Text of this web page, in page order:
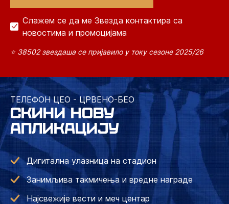
Слажем се да ме Звезда контактира са
новостима и промоцијама
⭐ 38502 звездаша се пријавило у току сезоне 2025/26
ТЕЛЕФОН ЦЕО - ЦРВЕНО-БЕО
СКИНИ НОВУ
АПЛИКАЦИЈУ
Дигитална улазница на стадион
Занимљива такмичења и вредне награде
Најсвежије вести и меч центар